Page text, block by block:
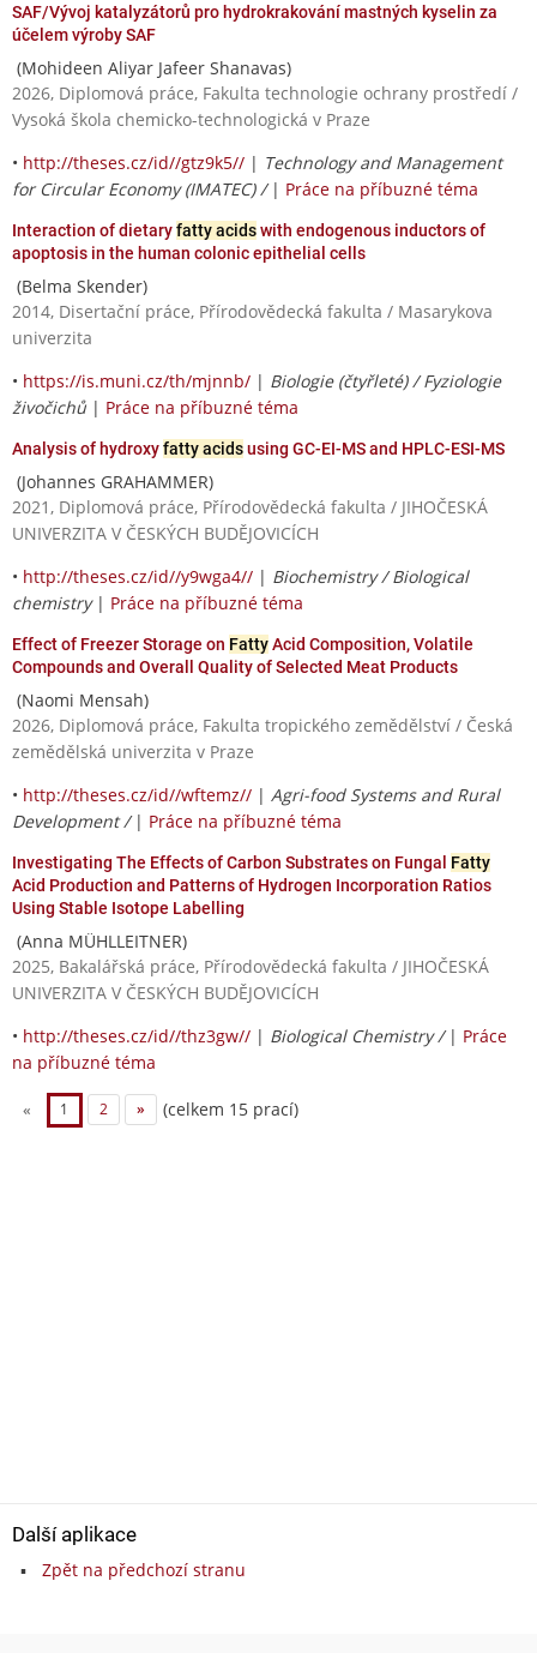
SAF/Vývoj katalyzátorů pro hydrokrakování mastných kyselin za
účelem výroby SAF
(Mohideen Aliyar Jafeer Shanavas)
2026, Diplomová práce, Fakulta technologie ochrany prostředí /
Vysoká škola chemicko-technologická v Praze
• http://theses.cz/id//gtz9k5// | Technology and Management
for Circular Economy (IMATEC) / | Práce na příbuzné téma
Interaction of dietaryfatty acidswith endogenous inductors of
apoptosis in the human colonic epithelial cells
(Belma Skender)
2014, Disertační práce, Přírodovědecká fakulta / Masarykova
univerzita
• https://is.muni.cz/th/mjnnb/ | Biologie (čtyřleté) / Fyziologie
živočichů | Práce na příbuzné téma
Analysis of hydroxyfatty acidsusing GC-EI-MS and HPLC-ESI-MS
(Johannes GRAHAMMER)
2021, Diplomová práce, Přírodovědecká fakulta / JIHOČESKÁ
UNIVERZITA V ČESKÝCH BUDĚJOVICÍCH
• http://theses.cz/id//y9wga4// | Biochemistry / Biological
chemistry| Práce na příbuzné téma
Effect of Freezer Storage on FattyAcid Composition, Volatile
Compounds and Overall Quality of Selected Meat Products
(Naomi Mensah)
2026, Diplomová práce, Fakulta tropického zemědělství / Česká
zemědělská univerzita v Praze
• http://theses.cz/id//wftemz// | Agri-food Systems and Rural
Development / | Práce na příbuzné téma
Investigating The Effects of Carbon Substrates on Fungal Fatty
Acid Production and Patterns of Hydrogen Incorporation Ratios
Using Stable Isotope Labelling
(Anna MÜHLLEITNER)
2025, Bakalářská práce, Přírodovědecká fakulta / JIHOČESKÁ
UNIVERZITA V ČESKÝCH BUDĚJOVICÍCH
• http://theses.cz/id//thz3gw// | Biological Chemistry / | Práce
na příbuzné téma
« 1 2 » (celkem 15 prací)
Další aplikace
Zpět na předchozí stranu